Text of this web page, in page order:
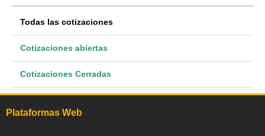
Todas las cotizaciones
Cotizaciones abiertas
Cotizaciones Cerradas
Plataformas Web